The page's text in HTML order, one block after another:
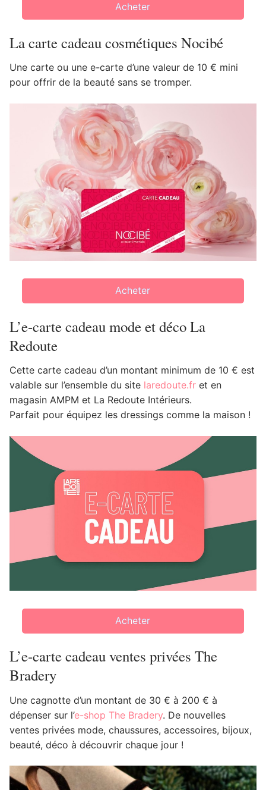
Acheter
La carte cadeau cosmétiques Nocibé
Une carte ou une e-carte d’une valeur de 10 € mini
pour offrir de la beauté sans se tromper.
Acheter
L’e-carte cadeau mode et déco La
Redoute
Cette carte cadeau d’un montant minimum de 10 € est
valable sur l’ensemble du site laredoute.fr et en
magasin AMPM et La Redoute Intérieurs.
Parfait pour équipez les dressings comme la maison !
Acheter
L’e-carte cadeau ventes privées The
Bradery
Une cagnotte d’un montant de 30 € à 200 € à
dépenser sur l’e-shop The Bradery. De nouvelles
ventes privées mode, chaussures, accessoires, bijoux,
beauté, déco à découvrir chaque jour !